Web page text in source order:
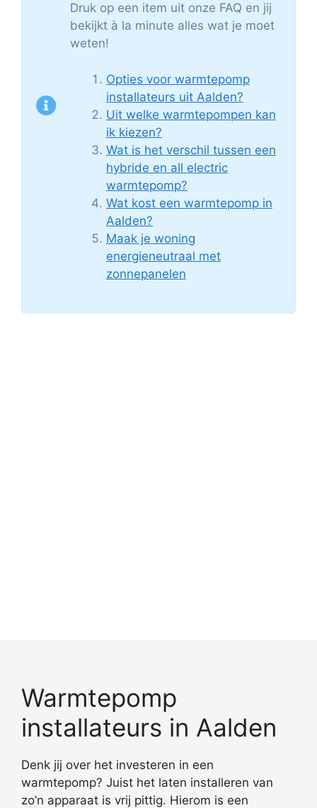
Druk op een item uit onze FAQ en jij
bekijkt à la minute alles wat je moet
weten!
Opties voor warmtepomp
installateurs uit Aalden?
Uit welke warmtepompen kan
ik kiezen?
Wat is het verschil tussen een
hybride en all electric
warmtepomp?
Wat kost een warmtepomp in
Aalden?
Maak je woning
energieneutraal met
zonnepanelen
Warmtepomp
installateurs in Aalden
Denk jij over het investeren in een
warmtepomp? Juist het laten installeren van
zo’n apparaat is vrij pittig. Hierom is een